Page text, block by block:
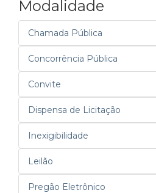
Modalidade
Chamada Pública
Concorrência Pública
Convite
Dispensa de Licitação
Inexigibilidade
Leilão
Pregão Eletrônico